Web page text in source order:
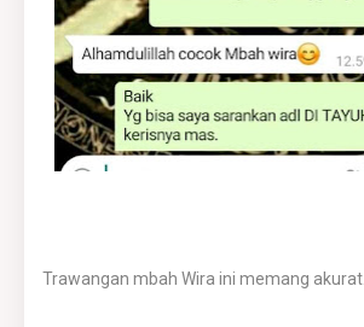
Trawangan mbah Wira ini memang akurat.